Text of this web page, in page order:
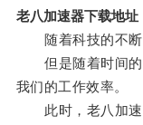
老八加速器下载地址
随着科技的不断
但是随着时间的
我们的工作效率。
此时，老八加速